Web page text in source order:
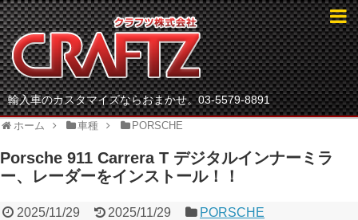
輸入車のカスタマイズならおまかせ。03-5579-8891
ホーム 車種 PORSCHE
Porsche 911 Carrera T デジタルインナーミラ
ー、レーダーをインストール！！
2025/11/29 2025/11/29 PORSCHE